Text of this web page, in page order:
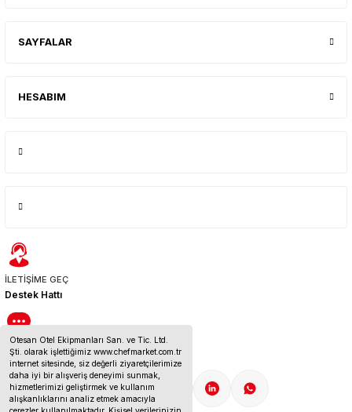
Otesan Otel Ekipmanları San. ve Tic. Ltd.
Şti. olarak işlettiğimiz www.chefmarket.com.tr
internet sitesinde, siz değerli ziyaretçilerimize
daha iyi bir alışveriş deneyimi sunmak,
hizmetlerimizi geliştirmek ve kullanım
alışkanlıklarını analiz etmek amacıyla
SAYFALAR
HESABIM
İLETİŞİME GEÇ
Destek Hattı
BİZE ULAŞIN
İletişim Bilgileri